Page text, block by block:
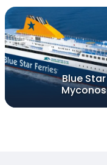
Blue Star
Myconos